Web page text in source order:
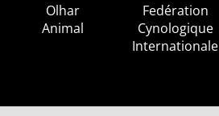
Olhar
Animal
Fedération
Cynologique
Internationale